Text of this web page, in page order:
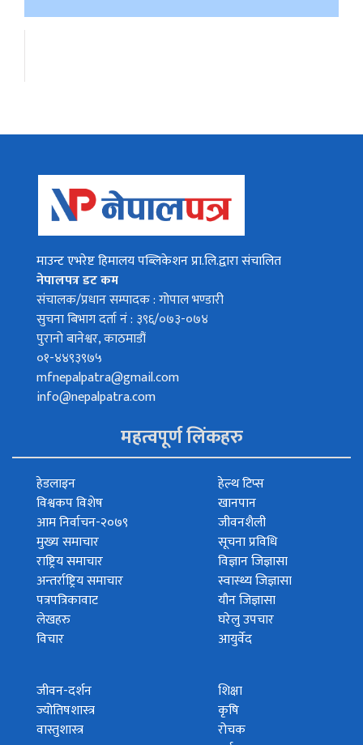
माउन्ट एभरेष्ट हिमालय पब्लिकेशन प्रा.लि.द्वारा संचालित
नेपालपत्र डट कम
संचालक/प्रधान सम्पादक : गोपाल भण्डारी
सुचना बिभाग दर्ता नं : ३९६/०७३-०७४
पुरानो बानेश्वर, काठमाडौं
०१-४४९३९७५
mfnepalpatra@gmail.com
info@nepalpatra.com
महत्वपूर्ण लिंकहरु
हेडलाइन
विश्वकप विशेष
आम निर्वाचन-२०७९
मुख्य समाचार
राष्ट्रिय समाचार
अन्तर्राष्ट्रिय समाचार
पत्रपत्रिकावाट
लेखहरु
विचार
हेल्थ टिप्स
खानपान
जीवनशैली
सूचना प्रविधि
विज्ञान जिज्ञासा
स्वास्थ्य जिज्ञासा
यौन जिज्ञासा
घरेलु उपचार
आयुर्वेद
जीवन-दर्शन
ज्योतिषशास्त्र
वास्तुशास्त्र
शिक्षा
कृषि
रोचक